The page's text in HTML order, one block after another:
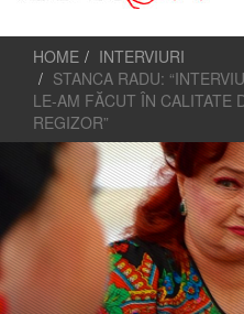
HOME
INTERVIURI
STANCA RADU:
LE-AM FĂCUT ÎN CALITATE
REGIZOR”